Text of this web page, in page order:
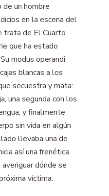
un hombre
en la escena del
trata de El Cuarto
que ha estado
modus operandi
blancas a los
secuestra y mata:
una segunda con los
y finalmente
sin vida en algún
llevaba una de
así una frenética
dónde se
víctima.